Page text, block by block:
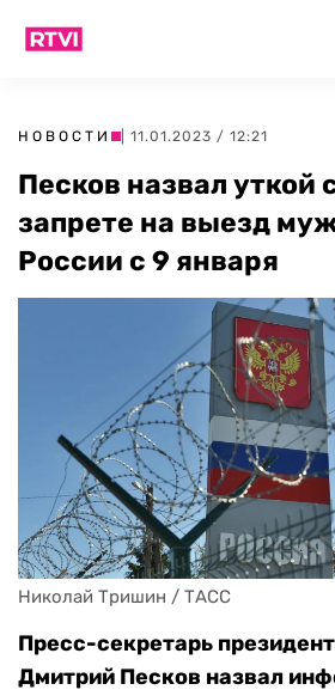
НОВОСТИ | 11.01.2023 / 12:21
Песков назвал уткой
запрете на выезд
России с 9 января
Николай Тришин / ТАСС
Пресс-секретарь
Дмитрий Песков назвал